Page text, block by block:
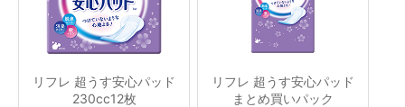
リフレ 超うす安心パッド
230cc12枚
リフレ 超うす安心パッド
まとめ買いパック